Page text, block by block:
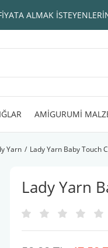
ALMAK
AMİGURUMİ
Yarn Lady Yarn Baby Touch
Lady Yarn